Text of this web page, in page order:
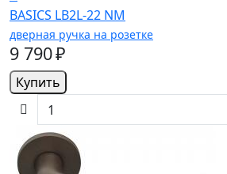
BASICS LB2L-22 NM
дверная ручка на розетке
9 790 ₽
Купить